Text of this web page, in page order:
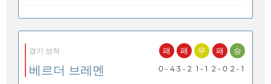
경기 성적
베르더 브레멘
패
0 - 4
패
3 - 2
무
1 - 1
패
2 - 0
승
2 - 1